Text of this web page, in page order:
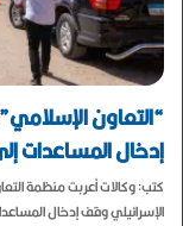
“التعاون
إدخال المساعدات
كتب: وكالات أعربت منظمة
الإسرائيلي وقف إدخال